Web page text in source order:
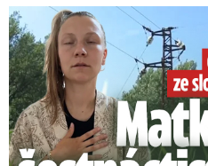
Smrtelný pád chlapce: Matka